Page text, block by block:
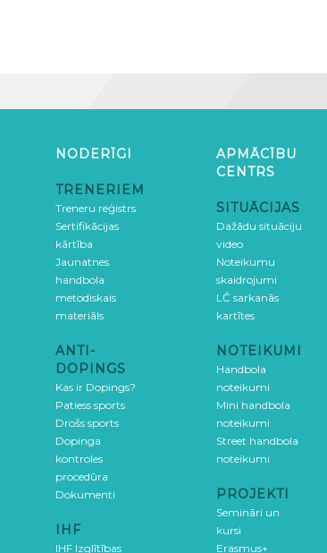
NODERĪGI
TRENERIEM
Treneru reģistrs
Sertifikācijas
kārtība
Jaunatnes
handbola
metodiskais
materiāls
ANTI-
DOPINGS
Kas ir Dopings?
Patiess sports
Drošs sports
Dopinga
kontroles
procedūra
Dokumenti
IHF
IHF Izglītības
APMĀCĪBU
CENTRS
SITUĀCIJAS
Dažādu situāciju
video
Noteikumu
skaidrojumi
LČ sarkanās
kartītes
NOTEIKUMI
Handbola
noteikumi
Mini handbola
noteikumi
Street handbola
noteikumi
PROJEKTI
Semināri un
kursi
Erasmus+